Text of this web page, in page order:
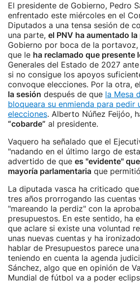
El presidente de Gobierno, Pedro
enfrentado este miércoles en el
Diputados a una tensa sesión de
una parte, el PNV ha aumentado
Gobierno por boca de la portavoz,
que le ha reclamado que presente
Generales del Estado de 2027
si no consigue los apoyos
convoque elecciones. Por la otra, el
la sesión después de que la Mesa
bloqueara su enmienda para pedir
elecciones. Alberto Núñez Feijóo,
“cobarde” al presidente.
Vaquero ha señalado que el
"nadando en el último largo de
advertido de que es "evidente"
mayoría parlamentaria que
La diputada vasca ha criticado
tres años prorrogando las cuentas
"mareando la perdiz" con la
presupuestos. En este sentido, ha
que aclare si existe una voluntad
unas nuevas cuentas y ha
hablar de Presupuestos parece una
teniendo en cuenta la agenda
Sánchez, algo que en opinión de
Mundial de fútbol va a poder